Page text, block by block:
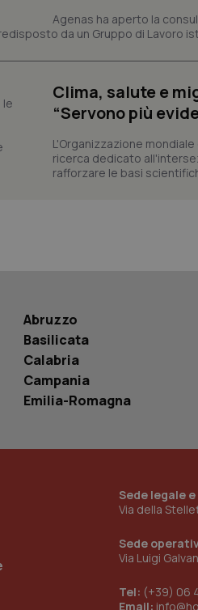
Agenas ha aperto la
da un Gruppo di Lavoro
Clima, salute e
“Servono più
L'Organizzazione
ricerca dedicato
rafforzare le basi
Abruzzo
Basilicata
Calabria
Campania
Emilia-Romagna
Sede legale
Via della
Sede
Via Luigi
Tel: (+39) 06
Email:
_ga_KM60CM4NPH
__Secure-
tracking-sites-
ironfish-tracking-
named-enable